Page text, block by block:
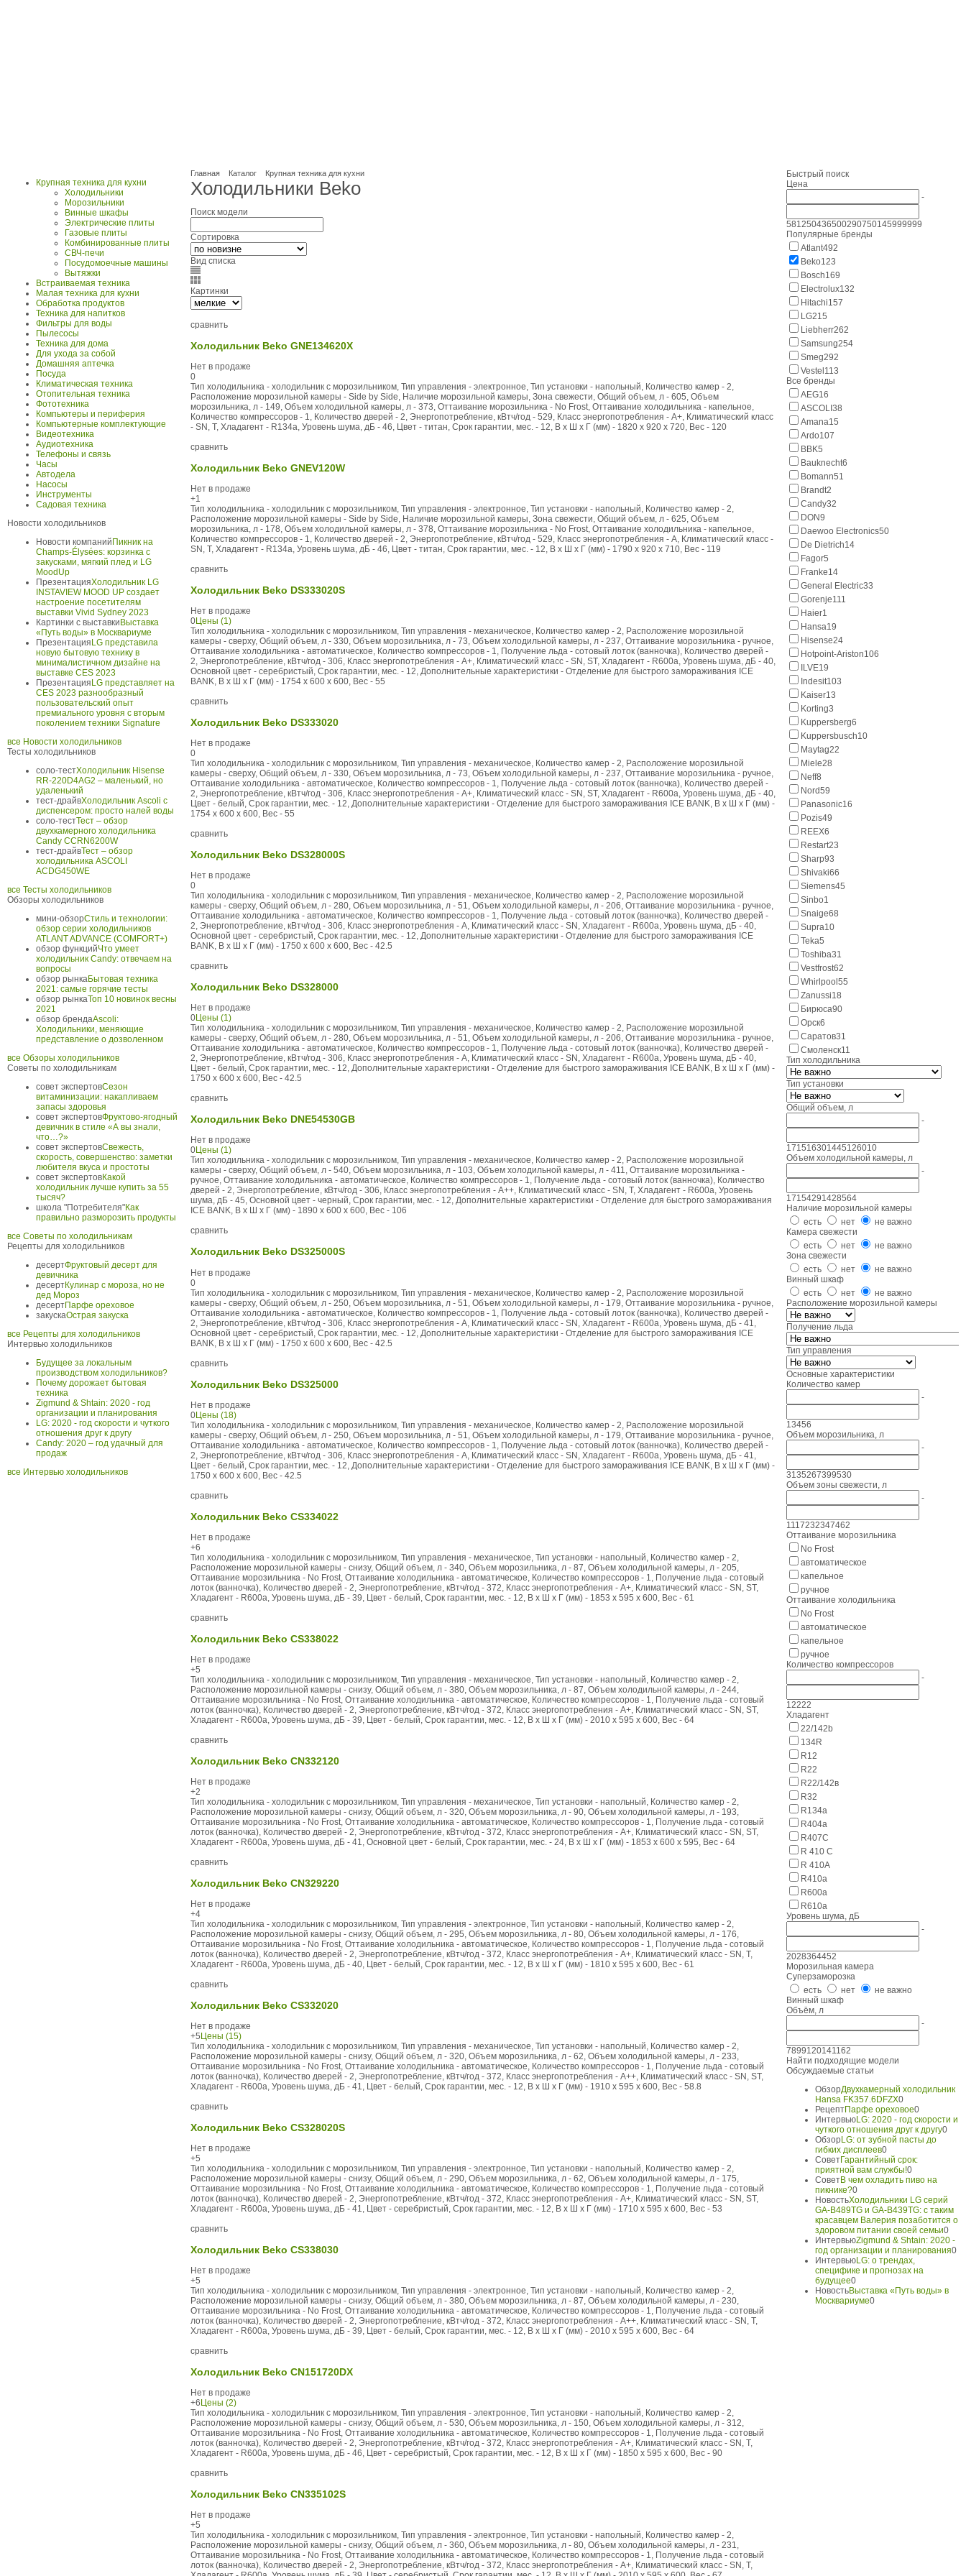
Главная Каталог Крупная техника для кухни
Холодильники Beko
Поиск модели
Сортировка
Вид списка
Картинки
сравнить
Холодильник Beko GNE134620X
Нет в продаже
0
Тип холодильника - холодильник с морозильником, Тип управления - электронное, Тип установки - напольный, Количество камер - 2,
Расположение морозильной камеры - Side by Side, Наличие морозильной камеры, Зона свежести, Общий объем, л - 605, Объем
морозильника, л - 149, Объем холодильной камеры, л - 373, Оттаивание морозильника - No Frost, Оттаивание холодильника - капельное,
Количество компрессоров - 1, Количество дверей - 2, Энергопотребление, кВтч/год - 529, Класс энергопотребления - А+, Климатический класс
- SN, T, Хладагент - R134a, Уровень шума, дБ - 46, Цвет - титан, Срок гарантии, мес. - 12, В x Ш x Г (мм) - 1820 x 920 x 720, Вес - 120
сравнить
Холодильник Beko GNEV120W
Нет в продаже
+1
Тип холодильника - холодильник с морозильником, Тип управления - электронное, Тип установки - напольный, Количество камер - 2,
Расположение морозильной камеры - Side by Side, Наличие морозильной камеры, Зона свежести, Общий объем, л - 625, Объем
морозильника, л - 178, Объем холодильной камеры, л - 378, Оттаивание морозильника - No Frost, Оттаивание холодильника - капельное,
Количество компрессоров - 1, Количество дверей - 2, Энергопотребление, кВтч/год - 529, Класс энергопотребления - A, Климатический класс -
SN, T, Хладагент - R134a, Уровень шума, дБ - 46, Цвет - титан, Срок гарантии, мес. - 12, В x Ш x Г (мм) - 1790 x 920 x 710, Вес - 119
сравнить
Холодильник Beko DS333020S
Нет в продаже
0Цены (1)
Тип холодильника - холодильник с морозильником, Тип управления - механическое, Количество камер - 2, Расположение морозильной
камеры - сверху, Общий объем, л - 330, Объем морозильника, л - 73, Объем холодильной камеры, л - 237, Оттаивание морозильника - ручное,
Оттаивание холодильника - автоматическое, Количество компрессоров - 1, Получение льда - сотовый лоток (ванночка), Количество дверей -
2, Энергопотребление, кВтч/год - 306, Класс энергопотребления - А+, Климатический класс - SN, ST, Хладагент - R600a, Уровень шума, дБ - 40,
Основной цвет - серебристый, Срок гарантии, мес. - 12, Дополнительные характеристики - Отделение для быстрого замораживания ICE
BANK, В x Ш x Г (мм) - 1754 x 600 x 600, Вес - 55
сравнить
Холодильник Beko DS333020
Нет в продаже
0
Тип холодильника - холодильник с морозильником, Тип управления - механическое, Количество камер - 2, Расположение морозильной
камеры - сверху, Общий объем, л - 330, Объем морозильника, л - 73, Объем холодильной камеры, л - 237, Оттаивание морозильника - ручное,
Оттаивание холодильника - автоматическое, Количество компрессоров - 1, Получение льда - сотовый лоток (ванночка), Количество дверей -
2, Энергопотребление, кВтч/год - 306, Класс энергопотребления - А+, Климатический класс - SN, ST, Хладагент - R600a, Уровень шума, дБ - 40,
Цвет - белый, Срок гарантии, мес. - 12, Дополнительные характеристики - Отделение для быстрого замораживания ICE BANK, В x Ш x Г (мм) -
1754 x 600 x 600, Вес - 55
сравнить
Холодильник Beko DS328000S
Нет в продаже
0
Тип холодильника - холодильник с морозильником, Тип управления - механическое, Количество камер - 2, Расположение морозильной
камеры - сверху, Общий объем, л - 280, Объем морозильника, л - 51, Объем холодильной камеры, л - 206, Оттаивание морозильника - ручное,
Оттаивание холодильника - автоматическое, Количество компрессоров - 1, Получение льда - сотовый лоток (ванночка), Количество дверей -
2, Энергопотребление, кВтч/год - 306, Класс энергопотребления - A, Климатический класс - SN, Хладагент - R600a, Уровень шума, дБ - 40,
Основной цвет - серебристый, Срок гарантии, мес. - 12, Дополнительные характеристики - Отделение для быстрого замораживания ICE
BANK, В x Ш x Г (мм) - 1750 x 600 x 600, Вес - 42.5
сравнить
Холодильник Beko DS328000
Нет в продаже
0Цены (1)
Тип холодильника - холодильник с морозильником, Тип управления - механическое, Количество камер - 2, Расположение морозильной
камеры - сверху, Общий объем, л - 280, Объем морозильника, л - 51, Объем холодильной камеры, л - 206, Оттаивание морозильника - ручное,
Оттаивание холодильника - автоматическое, Количество компрессоров - 1, Получение льда - сотовый лоток (ванночка), Количество дверей -
2, Энергопотребление, кВтч/год - 306, Класс энергопотребления - A, Климатический класс - SN, Хладагент - R600a, Уровень шума, дБ - 40,
Цвет - белый, Срок гарантии, мес. - 12, Дополнительные характеристики - Отделение для быстрого замораживания ICE BANK, В x Ш x Г (мм) -
1750 x 600 x 600, Вес - 42.5
сравнить
Холодильник Beko DNE54530GB
Нет в продаже
0Цены (1)
Тип холодильника - холодильник с морозильником, Тип управления - механическое, Количество камер - 2, Расположение морозильной
камеры - сверху, Общий объем, л - 540, Объем морозильника, л - 103, Объем холодильной камеры, л - 411, Оттаивание морозильника -
ручное, Оттаивание холодильника - автоматическое, Количество компрессоров - 1, Получение льда - сотовый лоток (ванночка), Количество
дверей - 2, Энергопотребление, кВтч/год - 306, Класс энергопотребления - А++, Климатический класс - SN, T, Хладагент - R600a, Уровень
шума, дБ - 45, Основной цвет - черный, Срок гарантии, мес. - 12, Дополнительные характеристики - Отделение для быстрого замораживания
ICE BANK, В x Ш x Г (мм) - 1890 x 600 x 600, Вес - 106
сравнить
Холодильник Beko DS325000S
Нет в продаже
0
Тип холодильника - холодильник с морозильником, Тип управления - механическое, Количество камер - 2, Расположение морозильной
камеры - сверху, Общий объем, л - 250, Объем морозильника, л - 51, Объем холодильной камеры, л - 179, Оттаивание морозильника - ручное,
Оттаивание холодильника - автоматическое, Количество компрессоров - 1, Получение льда - сотовый лоток (ванночка), Количество дверей -
2, Энергопотребление, кВтч/год - 306, Класс энергопотребления - A, Климатический класс - SN, Хладагент - R600a, Уровень шума, дБ - 41,
Основной цвет - серебристый, Срок гарантии, мес. - 12, Дополнительные характеристики - Отделение для быстрого замораживания ICE
BANK, В x Ш x Г (мм) - 1750 x 600 x 600, Вес - 42.5
сравнить
Холодильник Beko DS325000
Нет в продаже
0Цены (18)
Тип холодильника - холодильник с морозильником, Тип управления - механическое, Количество камер - 2, Расположение морозильной
камеры - сверху, Общий объем, л - 250, Объем морозильника, л - 51, Объем холодильной камеры, л - 179, Оттаивание морозильника - ручное,
Оттаивание холодильника - автоматическое, Количество компрессоров - 1, Получение льда - сотовый лоток (ванночка), Количество дверей -
2, Энергопотребление, кВтч/год - 306, Класс энергопотребления - A, Климатический класс - SN, Хладагент - R600a, Уровень шума, дБ - 41,
Цвет - белый, Срок гарантии, мес. - 12, Дополнительные характеристики - Отделение для быстрого замораживания ICE BANK, В x Ш x Г (мм) -
1750 x 600 x 600, Вес - 42.5
сравнить
Холодильник Beko CS334022
Нет в продаже
+6
Тип холодильника - холодильник с морозильником, Тип управления - механическое, Тип установки - напольный, Количество камер - 2,
Расположение морозильной камеры - снизу, Общий объем, л - 340, Объем морозильника, л - 87, Объем холодильной камеры, л - 205,
Оттаивание морозильника - No Frost, Оттаивание холодильника - автоматическое, Количество компрессоров - 1, Получение льда - сотовый
лоток (ванночка), Количество дверей - 2, Энергопотребление, кВтч/год - 372, Класс энергопотребления - А+, Климатический класс - SN, ST,
Хладагент - R600a, Уровень шума, дБ - 39, Цвет - белый, Срок гарантии, мес. - 12, В x Ш x Г (мм) - 1853 x 595 x 600, Вес - 61
сравнить
Холодильник Beko CS338022
Нет в продаже
+5
Тип холодильника - холодильник с морозильником, Тип управления - механическое, Тип установки - напольный, Количество камер - 2,
Расположение морозильной камеры - снизу, Общий объем, л - 380, Объем морозильника, л - 87, Объем холодильной камеры, л - 244,
Оттаивание морозильника - No Frost, Оттаивание холодильника - автоматическое, Количество компрессоров - 1, Получение льда - сотовый
лоток (ванночка), Количество дверей - 2, Энергопотребление, кВтч/год - 372, Класс энергопотребления - А+, Климатический класс - SN, ST,
Хладагент - R600a, Уровень шума, дБ - 39, Цвет - белый, Срок гарантии, мес. - 12, В x Ш x Г (мм) - 2010 x 595 x 600, Вес - 64
сравнить
Холодильник Beko CN332120
Нет в продаже
+2
Тип холодильника - холодильник с морозильником, Тип управления - механическое, Тип установки - напольный, Количество камер - 2,
Расположение морозильной камеры - снизу, Общий объем, л - 320, Объем морозильника, л - 90, Объем холодильной камеры, л - 193,
Оттаивание морозильника - No Frost, Оттаивание холодильника - автоматическое, Количество компрессоров - 1, Получение льда - сотовый
лоток (ванночка), Количество дверей - 2, Энергопотребление, кВтч/год - 372, Класс энергопотребления - А+, Климатический класс - SN, ST,
Хладагент - R600a, Уровень шума, дБ - 41, Основной цвет - белый, Срок гарантии, мес. - 24, В x Ш x Г (мм) - 1853 x 600 x 595, Вес - 64
сравнить
Холодильник Beko CN329220
Нет в продаже
+4
Тип холодильника - холодильник с морозильником, Тип управления - электронное, Тип установки - напольный, Количество камер - 2,
Расположение морозильной камеры - снизу, Общий объем, л - 295, Объем морозильника, л - 80, Объем холодильной камеры, л - 176,
Оттаивание морозильника - No Frost, Оттаивание холодильника - автоматическое, Количество компрессоров - 1, Получение льда - сотовый
лоток (ванночка), Количество дверей - 2, Энергопотребление, кВтч/год - 372, Класс энергопотребления - А+, Климатический класс - SN, T,
Хладагент - R600a, Уровень шума, дБ - 40, Цвет - белый, Срок гарантии, мес. - 12, В x Ш x Г (мм) - 1810 x 595 x 600, Вес - 61
сравнить
Холодильник Beko CS332020
Нет в продаже
+5Цены (15)
Тип холодильника - холодильник с морозильником, Тип управления - механическое, Тип установки - напольный, Количество камер - 2,
Расположение морозильной камеры - снизу, Общий объем, л - 320, Объем морозильника, л - 62, Объем холодильной камеры, л - 233,
Оттаивание морозильника - No Frost, Оттаивание холодильника - автоматическое, Количество компрессоров - 1, Получение льда - сотовый
лоток (ванночка), Количество дверей - 2, Энергопотребление, кВтч/год - 372, Класс энергопотребления - А++, Климатический класс - SN, ST,
Хладагент - R600a, Уровень шума, дБ - 41, Цвет - белый, Срок гарантии, мес. - 12, В x Ш x Г (мм) - 1910 x 595 x 600, Вес - 58.8
сравнить
Холодильник Beko CS328020S
Нет в продаже
+5
Тип холодильника - холодильник с морозильником, Тип управления - электронное, Тип установки - напольный, Количество камер - 2,
Расположение морозильной камеры - снизу, Общий объем, л - 290, Объем морозильника, л - 62, Объем холодильной камеры, л - 175,
Оттаивание морозильника - No Frost, Оттаивание холодильника - автоматическое, Количество компрессоров - 1, Получение льда - сотовый
лоток (ванночка), Количество дверей - 2, Энергопотребление, кВтч/год - 372, Класс энергопотребления - А+, Климатический класс - SN, ST,
Хладагент - R600a, Уровень шума, дБ - 41, Цвет - серебристый, Срок гарантии, мес. - 12, В x Ш x Г (мм) - 1710 x 595 x 600, Вес - 53
сравнить
Холодильник Beko CS338030
Нет в продаже
+5
Тип холодильника - холодильник с морозильником, Тип управления - электронное, Тип установки - напольный, Количество камер - 2,
Расположение морозильной камеры - снизу, Общий объем, л - 380, Объем морозильника, л - 87, Объем холодильной камеры, л - 230,
Оттаивание морозильника - No Frost, Оттаивание холодильника - автоматическое, Количество компрессоров - 1, Получение льда - сотовый
лоток (ванночка), Количество дверей - 2, Энергопотребление, кВтч/год - 372, Класс энергопотребления - А++, Климатический класс - SN, T,
Хладагент - R600a, Уровень шума, дБ - 39, Цвет - белый, Срок гарантии, мес. - 12, В x Ш x Г (мм) - 2010 x 595 x 600, Вес - 64
сравнить
Холодильник Beko CN151720DX
Нет в продаже
+6 Цены (2)
Тип холодильника - холодильник с морозильником, Тип управления - электронное, Тип установки - напольный, Количество камер - 2,
Расположение морозильной камеры - снизу, Общий объем, л - 530, Объем морозильника, л - 150, Объем холодильной камеры, л - 312,
Оттаивание морозильника - No Frost, Оттаивание холодильника - автоматическое, Количество компрессоров - 1, Получение льда - сотовый
лоток (ванночка), Количество дверей - 2, Энергопотребление, кВтч/год - 372, Класс энергопотребления - А+, Климатический класс - SN, T,
Хладагент - R600a, Уровень шума, дБ - 46, Цвет - серебристый, Срок гарантии, мес. - 12, В x Ш x Г (мм) - 1850 x 595 x 600, Вес - 90
сравнить
Холодильник Beko CN335102S
Нет в продаже
+5
Тип холодильника - холодильник с морозильником, Тип управления - электронное, Тип установки - напольный, Количество камер - 2,
Расположение морозильной камеры - снизу, Общий объем, л - 360, Объем морозильника, л - 80, Объем холодильной камеры, л - 231,
Оттаивание морозильника - No Frost, Оттаивание холодильника - автоматическое, Количество компрессоров - 1, Получение льда - сотовый
лоток (ванночка), Количество дверей - 2, Энергопотребление, кВтч/год - 372, Класс энергопотребления - А+, Климатический класс - SN, T,
Крупная техника для кухни
Холодильники
Морозильники
Винные шкафы
Электрические плиты
Газовые плиты
Комбинированные плиты
СВЧ-печи
Посудомоечные машины
Вытяжки
Встраиваемая техника
Малая техника для кухни
Обработка продуктов
Техника для напитков
Фильтры для воды
Пылесосы
Техника для дома
Для ухода за собой
Домашняя аптечка
Посуда
Климатическая техника
Отопительная техника
Фототехника
Компьютеры и периферия
Компьютерные комплектующие
Видеотехника
Аудиотехника
Телефоны и связь
Часы
Автодела
Насосы
Инструменты
Садовая техника
Новости холодильников
Новости компаний Пикник на
Champs-Élysées: корзинка с
закусками, мягкий плед и LG
MoodUp
ПрезентацияХолодильник LG
INSTAVIEW MOOD UP создает
настроение посетителям
выставки Vivid Sydney 2023
Картинки с выставки Выставка
«Путь воды» в Москвариуме
Презентация LG представила
новую бытовую технику в
минималистичном дизайне на
выставке CES 2023
Презентация LG представляет на
CES 2023 разнообразный
пользовательский опыт
премиального уровня с вторым
поколением техники Signature
все Новости холодильников
Тесты холодильников
соло-тестХолодильник Hisense
RR-220D4AG2 – маленький, но
удаленький
тест-драйвХолодильник Ascoli с
диспенсером: просто налей воды
соло-тестТест – обзор
двухкамерного холодильника
Candy CCRN6200W
тест-драйвТест – обзор
холодильника ASCOLI
ACDG450WE
все Тесты холодильников
Обзоры холодильников
мини-обзорСтиль и технологии:
обзор серии холодильников
ATLANT ADVANCE (COMFORT+)
обзор функцийЧто умеет
холодильник Candy: отвечаем на
вопросы
обзор рынкаБытовая техника
2021: самые горячие тесты
обзор рынкаТоп 10 новинок весны
2021
обзор брендаAscoli:
Холодильники, меняющие
представление о дозволенном
все Обзоры холодильников
Советы по холодильникам
совет экспертовСезон
витаминизации: накапливаем
запасы здоровья
совет экспертовФруктово-ягодный
девичник в стиле «А вы знали,
что…?»
совет экспертовСвежесть,
скорость, совершенство: заметки
любителя вкуса и простоты
совет экспертовКакой
холодильник лучше купить за 55
тысяч?
школа "Потребителя"Как
правильно разморозить продукты
все Советы по холодильникам
Рецепты для холодильников
десертФруктовый десерт для
девичника
десертКулинар с мороза, но не
дед Мороз
десертПарфе ореховое
закускаОстрая закуска
все Рецепты для холодильников
Интервью холодильников
Будущее за локальным
производством холодильников?
Почему дорожает бытовая
техника
Zigmund & Shtain: 2020 - год
организации и планирования
LG: 2020 - год скорости и чуткого
отношения друг к другу
Candy: 2020 – год удачный для
продаж
все Интервью холодильников
Быстрый поиск
Цена
-
581250436500290750145999999
Популярные бренды
Atlant492
Beko123
Bosch169
Electrolux132
Hitachi157
LG215
Liebherr262
Samsung254
Smeg292
Vestel 113
Все бренды
AEG16
ASCOLI 38
Amana15
Ardo107
BBK5
Bauknecht6
Bomann51
Brandt2
Candy32
DON9
Daewoo Electronics50
De Dietrich14
Fagor5
Franke14
General Electric33
Gorenje111
Haier1
Hansa19
Hisense24
Hotpoint-Ariston106
ILVE19
Indesit103
Kaiser13
Korting3
Kuppersberg6
Kuppersbusch10
Maytag22
Miele28
Neff8
Nord59
Panasonic16
Pozis49
REEX6
Restart23
Sharp93
Shivaki66
Siemens45
Sinbo1
Snaige68
Supra10
Teka5
Toshiba31
Vestfrost62
Whirlpool 55
Zanussi18
Бирюса90
Орск6
Саратов31
Смоленск11
Тип холодильника
Тип установки
Общий объем, л
-
171516301445126010
Объем холодильной камеры, л
-
17154291428564
Наличие морозильной камеры
есть
нет
не важно
Камера свежести
есть
нет
не важно
Зона свежести
есть
нет
не важно
Винный шкаф
есть
нет
не важно
Расположение морозильной камеры
Получение льда
Тип управления
Основные характеристики
Количество камер
-
13456
Объем морозильника, л
-
3135267399530
Объем зоны свежести, л
-
1117232347462
Оттаивание морозильника
No Frost
автоматическое
капельное
ручное
Оттаивание холодильника
No Frost
автоматическое
капельное
ручное
Количество компрессоров
-
12222
Хладагент
22/142b
134R
R12
R22
R22/142в
R32
R134a
R404а
R407C
R 410 C
R 410A
R410a
R600a
R610a
Уровень шума, дБ
-
2028364452
Морозильная камера
Суперзаморозка
есть
нет
не важно
Винный шкаф
Объём, л
-
7899120141162
Найти подходящие модели
Обсуждаемые статьи
ОбзорДвухкамерный холодильник
Hansa FK357.6DFZX0
РецептПарфе ореховое0
ИнтервьюLG: 2020 - год скорости и
чуткого отношения друг к другу0
ОбзорLG: от зубной пасты до
гибких дисплеев0
СоветГарантийный срок:
приятной вам службы!0
СоветВ чем охладить пиво на
пикнике?0
НовостьХолодильники LG серий
GA-B489TG и GA-B439TG: с таким
красавцем Валерия позаботится о
здоровом питании своей семьи0
ИнтервьюZigmund & Shtain: 2020 -
год организации и планирования0
ИнтервьюLG: о трендах,
специфике и прогнозах на
будущее0
НовостьВыставка «Путь воды» в
Москвариуме0